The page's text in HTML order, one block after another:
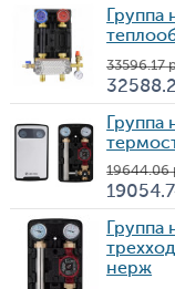
Группа
Цена
33 596.17
32
Группа
Цена
19 644.06
19
Группа
нерж